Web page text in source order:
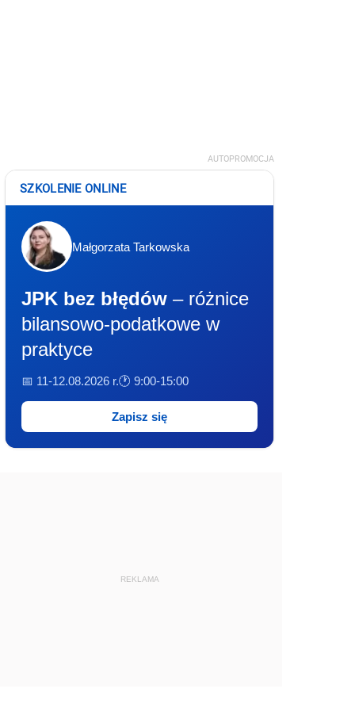
AUTOPROMOCJA
SZKOLENIE ONLINE
Małgorzata Tarkowska
JPK bez błędów – różnice
bilansowo-podatkowe w
praktyce
📅 11-12.08.2026 r.🕐 9:00-15:00
Zapisz się
REKLAMA